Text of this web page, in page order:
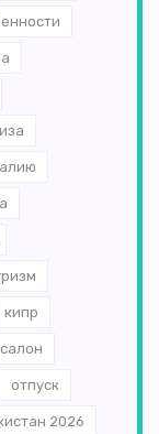
кипр
отпуск
2026